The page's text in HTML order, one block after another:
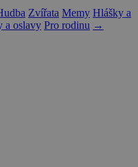
Zvířata Memy Hlášky a
a oslavy Pro rodinu →